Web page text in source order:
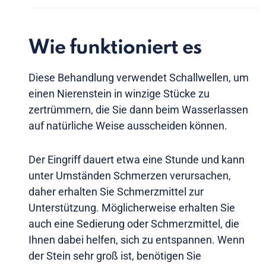
Wie funktioniert es
Diese Behandlung verwendet Schallwellen, um
einen Nierenstein in winzige Stücke zu
zertrümmern, die Sie dann beim Wasserlassen
auf natürliche Weise ausscheiden können.
Der Eingriff dauert etwa eine Stunde und kann
unter Umständen Schmerzen verursachen,
daher erhalten Sie Schmerzmittel zur
Unterstützung. Möglicherweise erhalten Sie
auch eine Sedierung oder Schmerzmittel, die
Ihnen dabei helfen, sich zu entspannen. Wenn
der Stein sehr groß ist, benötigen Sie